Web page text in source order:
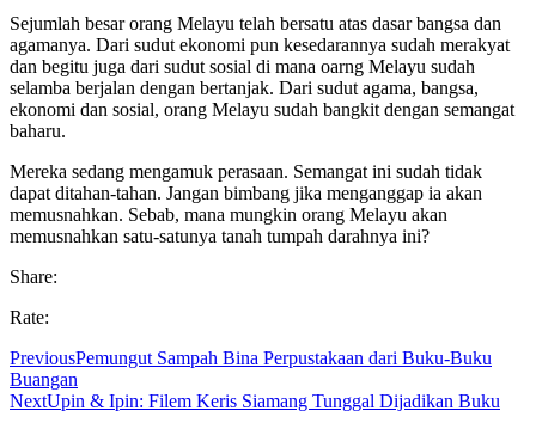
Sejumlah besar orang Melayu telah bersatu atas dasar bangsa dan
agamanya. Dari sudut ekonomi pun kesedarannya sudah merakyat
dan begitu juga dari sudut sosial di mana oarng Melayu sudah
selamba berjalan dengan bertanjak. Dari sudut agama, bangsa,
ekonomi dan sosial, orang Melayu sudah bangkit dengan semangat
baharu.
Mereka sedang mengamuk perasaan. Semangat ini sudah tidak
dapat ditahan-tahan. Jangan bimbang jika menganggap ia akan
memusnahkan. Sebab, mana mungkin orang Melayu akan
memusnahkan satu-satunya tanah tumpah darahnya ini?
Share:
Rate:
PreviousPemungut Sampah Bina Perpustakaan dari Buku-Buku
Buangan
NextUpin & Ipin: Filem Keris Siamang Tunggal Dijadikan Buku